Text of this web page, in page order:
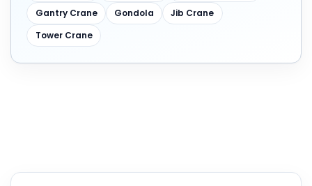
Gantry Crane
Gondola
Jib Crane
Tower Crane